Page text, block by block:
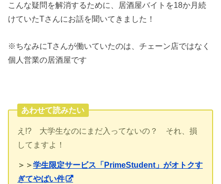
こんな疑問を解消するために、居酒屋バイトを18か月続
けていたTさんにお話を聞いてきました！
※ちなみにTさんが働いていたのは、チェーン店ではなく
個人営業の居酒屋です
あわせて読みたい
え!? 大学生なのにまだ入ってないの？ それ、損
してますよ！
＞＞学生限定サービス「PrimeStudent」がオトクす
ぎてやばい件